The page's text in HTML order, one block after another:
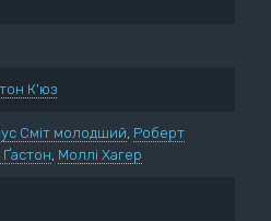
К'юз
Сміт молодший, Роберт
, Моллі Хагер